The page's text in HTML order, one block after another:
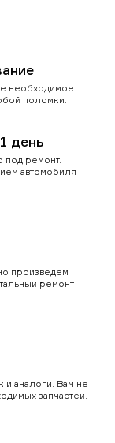
необходимое
поломки.
день
под ремонт.
автомобиля
произведем
ремонт
и аналоги. Вам не
запчастей.